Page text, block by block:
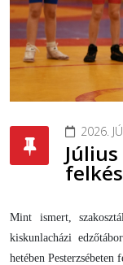
2026.
Mint ismert,
kiskunlacházi
hetében Pesterzsébeten